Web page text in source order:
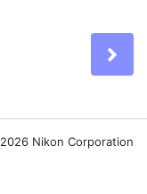
2026 Nikon Corporation